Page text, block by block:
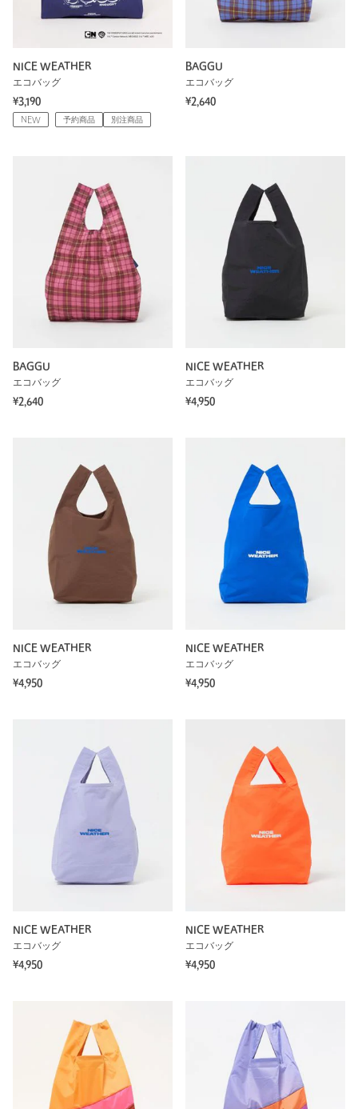
NICE WEATHER
エコバッグ
¥3,190
NEW 予約商品 別注商品
BAGGU
エコバッグ
¥2,640
BAGGU
エコバッグ
¥2,640
NICE WEATHER
エコバッグ
¥4,950
NICE WEATHER
エコバッグ
¥4,950
NICE WEATHER
エコバッグ
¥4,950
NICE WEATHER
エコバッグ
¥4,950
NICE WEATHER
エコバッグ
¥4,950